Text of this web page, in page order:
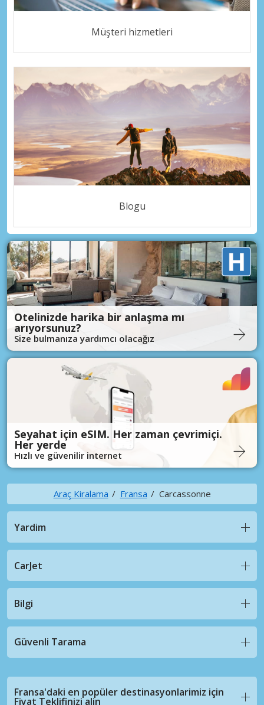
Müşteri hizmetleri
Blogu
Otelinizde harika bir anlaşma mı
arıyorsunuz?
Size bulmanıza yardımcı olacağız
Seyahat için eSIM. Her zaman çevrimiçi.
Her yerde
Hızlı ve güvenilir internet
Araç Kiralama Fransa Carcassonne
Yardim
CarJet
Bilgi
Güvenli Tarama
Fransa'daki en popüler destinasyonlarimiz için
Fiyat Teklifinizi alin